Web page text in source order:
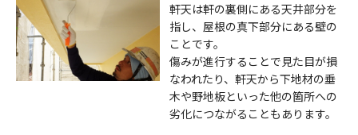
軒天は軒の裏側にある天井部分を
指し、屋根の真下部分にある壁の
ことです。
傷みが進行することで見た目が損
なわれたり、軒天から下地材の垂
木や野地板といった他の箇所への
劣化につながることもあります。